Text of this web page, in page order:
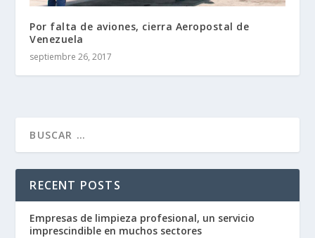
Por falta de aviones, cierra Aeropostal de
Venezuela
septiembre 26, 2017
RECENT POSTS
Empresas de limpieza profesional, un servicio
imprescindible en muchos sectores